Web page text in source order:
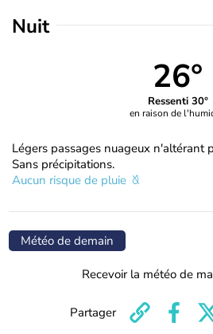
Nuit
26°
Ressenti 30°
en raison de
Légers passages nuageux n'altérant
Sans précipitations.
Aucun risque de pluie
Météo de demain
Recevoir la météo de
Partager